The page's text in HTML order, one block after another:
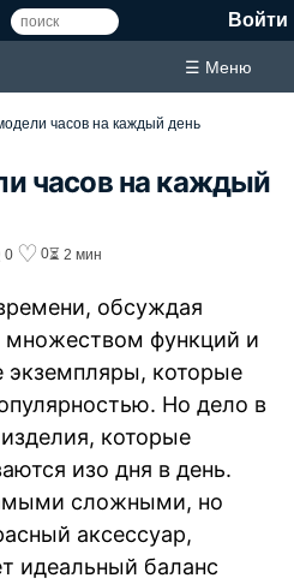
Войти
☰ Меню
часов на каждый день
часов на каждый
0 ♡ 0⏳ 2 мин
обсуждая
множеством функций и
экземпляры, которые
Но дело в
которые
изо дня в день.
сложными, но
аксессуар,
идеальный баланс